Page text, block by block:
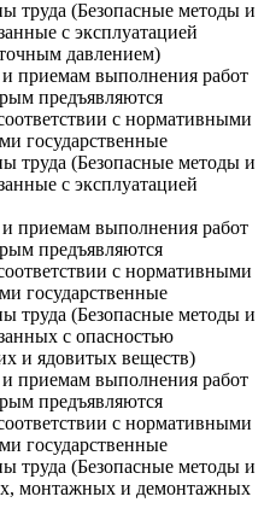
труда (Безопасные методы и
с эксплуатацией
давлением)
приемам выполнения работ
предъявляются
с нормативными
государственные
труда (Безопасные методы и
с эксплуатацией
приемам выполнения работ
предъявляются
с нормативными
государственные
труда (Безопасные методы и
с опасностью
и ядовитых веществ)
приемам выполнения работ
предъявляются
с нормативными
государственные
труда (Безопасные методы и
монтажных и демонтажных